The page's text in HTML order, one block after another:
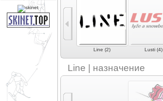
Kneissl (2) Line (2) Lusti (4)
Line | назначение